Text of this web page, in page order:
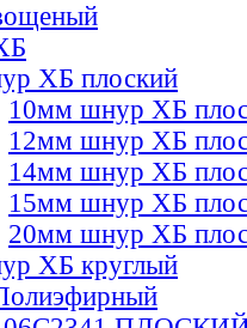
ХБ плоский
10мм шнур ХБ
12мм шнур ХБ
14мм шнур ХБ
15мм шнур ХБ
20мм шнур ХБ
ХБ круглый